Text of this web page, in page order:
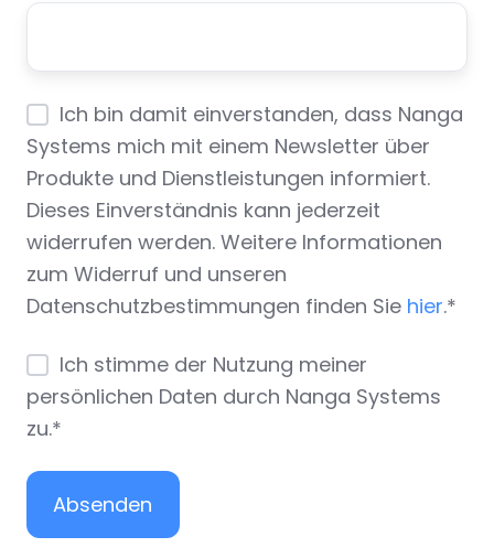
Ich bin damit einverstanden, dass Nanga
Systems mich mit einem Newsletter über
Produkte und Dienstleistungen informiert.
Dieses Einverständnis kann jederzeit
widerrufen werden. Weitere Informationen
zum Widerruf und unseren
Datenschutzbestimmungen finden Sie hier.*
Ich stimme der Nutzung meiner
persönlichen Daten durch Nanga Systems
zu.*